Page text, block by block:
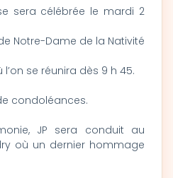
sera célébrée le mardi 2
Notre-Dame de la Nativité
se réunira dès 9 h 45.
condoléances.
JP sera conduit au
où un dernier hommage